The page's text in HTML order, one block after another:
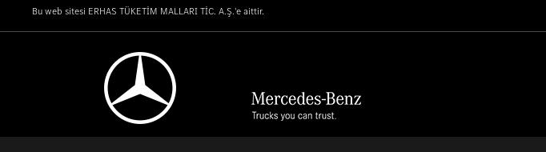
Bu web sitesi ERHAS TÜKETİM MALLARI TİC. A.Ş.'e aittir.